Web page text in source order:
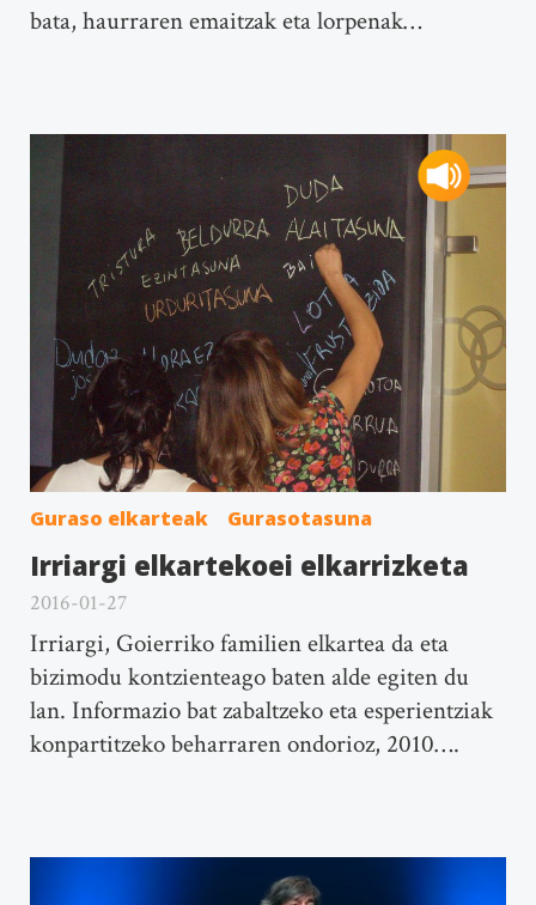
bata, haurraren emaitzak eta lorpenak…
Guraso elkarteak Gurasotasuna
Irriargi elkartekoei elkarrizketa
2016-01-27
Irriargi, Goierriko familien elkartea da eta
bizimodu kontzienteago baten alde egiten du
lan. Informazio bat zabaltzeko eta esperientziak
konpartitzeko beharraren ondorioz, 2010….